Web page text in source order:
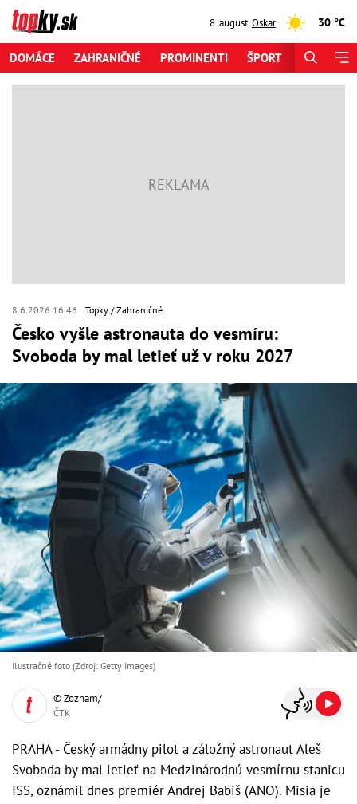
8. august,Oskar 30 °C
DOMÁCE ZAHRANIČNÉ PROMINENTI ŠPORT
8.6.2026 16:46 Topky Zahraničné
Česko vyšle astronauta do vesmíru:
Svoboda by mal letieť už v roku 2027
Ilustračné foto (Zdroj: Getty Images)
© Zoznam/
ČTK
PRAHA - Český armádny pilot a záložný astronaut Aleš
Svoboda by mal letieť na Medzinárodnú vesmírnu stanicu
ISS, oznámil dnes premiér Andrej Babiš (ANO). Misia je